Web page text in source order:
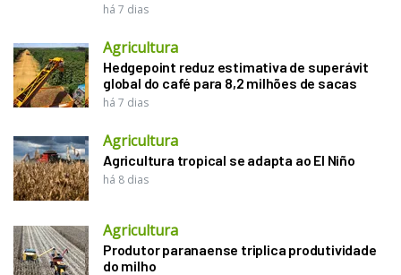
há 7 dias
Agricultura
Hedgepoint reduz estimativa de superávit
global do café para 8,2 milhões de sacas
há 7 dias
Agricultura
Agricultura tropical se adapta ao El Niño
há 8 dias
Agricultura
Produtor paranaense triplica produtividade
do milho